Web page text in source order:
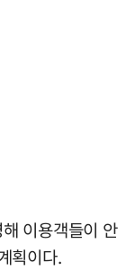
이용객들이 안
획이다.